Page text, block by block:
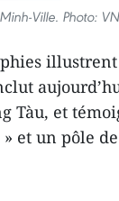
Ville. Photo:
illustrent
Tàu, et
et un pôle